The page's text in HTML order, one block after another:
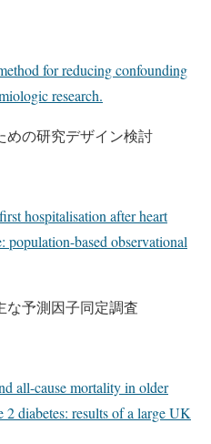
for reducing confounding
research.
めの研究デザイン検討
hospitalisation after heart
based observational
な予測因子同定調査
all-cause mortality in older
diabetes: results of a large UK